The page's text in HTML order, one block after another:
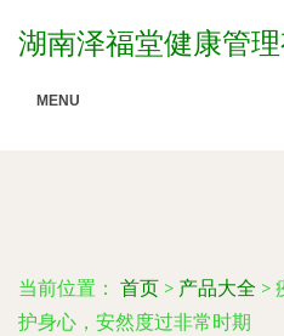
湖南泽福堂健康管
MENU
当前位置： 首页 > 产品大全 >
护身心，安然度过非常时期